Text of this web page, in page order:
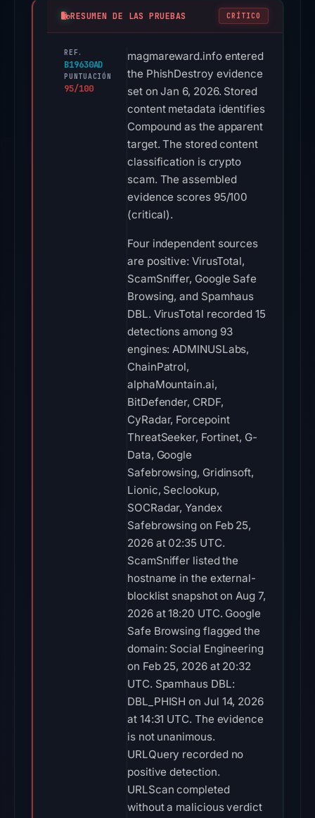
RESUMEN DE LAS PRUEBAS CRÍTICO
REF.
B19630AD
PUNTUACIÓN
95/100
magmareward.info entered
the PhishDestroy evidence
set on Jan 6, 2026. Stored
content metadata identifies
Compound as the apparent
target. The stored content
classification is crypto
scam. The assembled
evidence scores 95/100
(critical).
Four independent sources
are positive: VirusTotal,
ScamSniffer, Google Safe
Browsing, and Spamhaus
DBL. VirusTotal recorded 15
detections among 93
engines: ADMINUSLabs,
ChainPatrol,
alphaMountain.ai,
BitDefender, CRDF,
CyRadar, Forcepoint
ThreatSeeker, Fortinet, G-
Data, Google
Safebrowsing, Gridinsoft,
Lionic, Seclookup,
SOCRadar, Yandex
Safebrowsing on Feb 25,
2026 at 02:35 UTC.
ScamSniffer listed the
hostname in the external-
blocklist snapshot on Aug 7,
2026 at 18:20 UTC. Google
Safe Browsing flagged the
domain: Social Engineering
on Feb 25, 2026 at 20:32
UTC. Spamhaus DBL:
DBL_PHISH on Jul 14, 2026
at 14:31 UTC. The evidence
is not unanimous.
URLQuery recorded no
positive detection.
URLScan completed
without a malicious verdict